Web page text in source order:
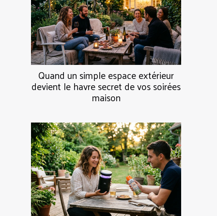
Quand un simple espace extérieur
devient le havre secret de vos soirées
maison